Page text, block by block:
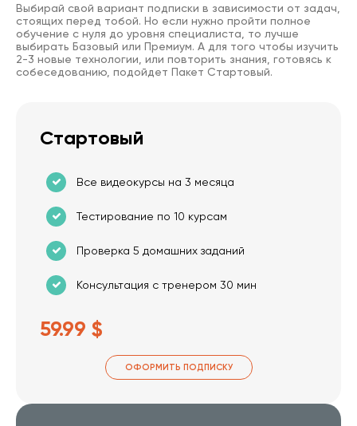
Выбирай свой вариант подписки в зависимости от задач,
стоящих перед тобой. Но если нужно пройти полное
обучение с нуля до уровня специалиста, то лучше
выбирать Базовый или Премиум. А для того чтобы изучить
2-3 новые технологии, или повторить знания, готовясь к
собеседованию, подойдет Пакет Стартовый.
Стартовый
Все видеокурсы на 3 месяца
Тестирование по 10 курсам
Проверка 5 домашних заданий
Консультация с тренером 30 мин
59.99 $
ОФОРМИТЬ ПОДПИСКУ